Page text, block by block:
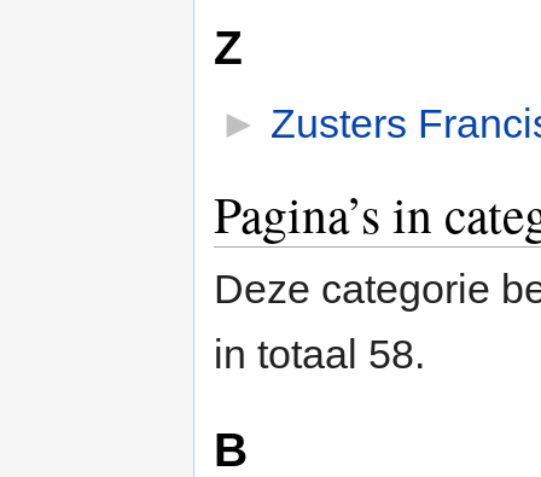
Z
► Zusters
Pagina’s in
Deze categorie
in totaal 58.
B